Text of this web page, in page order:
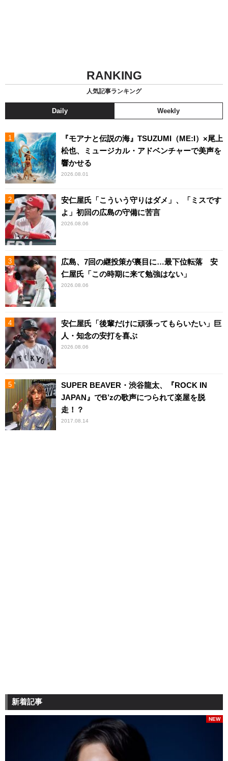
RANKING
人気記事ランキング
Daily Weekly
『モアナと伝説の海』TSUZUMI（ME:I）×尾上
松也、ミュージカル・アドベンチャーで美声を
響かせる
2026.08.01
安仁屋氏「こういう守りはダメ」、「ミスです
よ」初回の広島の守備に苦言
2026.08.06
広島、7回の継投策が裏目に…最下位転落 安
仁屋氏「この時期に来て勉強はない」
2026.08.06
安仁屋氏「後輩だけに頑張ってもらいたい」巨
人・知念の安打を喜ぶ
2026.08.06
SUPER BEAVER・渋谷龍太、『ROCK IN
JAPAN』でB’zの歌声につられて楽屋を脱
走！？
2017.08.14
新着記事
NEW